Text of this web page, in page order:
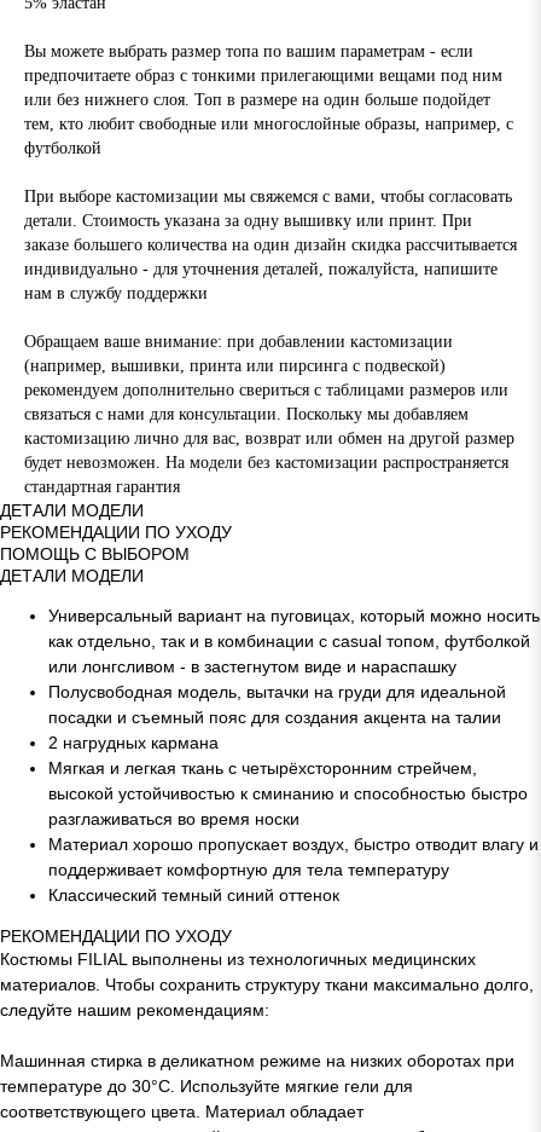
Вы можете выбрать размер топа по вашим параметрам - если
предпочитаете образ с тонкими прилегающими вещами под ним
или без нижнего слоя. Топ в размере на один больше подойдет
тем, кто любит свободные или многослойные образы, например, с
футболкой
При выборе кастомизации мы свяжемся с вами, чтобы согласовать
детали. Стоимость указана за одну вышивку или принт. При
заказе большего количества на один дизайн скидка рассчитывается
индивидуально - для уточнения деталей, пожалуйста, напишите
нам в службу поддержки
Обращаем ваше внимание: при добавлении кастомизации
(например, вышивки, принта или пирсинга с подвеской)
рекомендуем дополнительно свериться с таблицами размеров или
связаться с нами для консультации. Поскольку мы добавляем
кастомизацию лично для вас, возврат или обмен на другой размер
будет невозможен. На модели без кастомизации распространяется
стандартная гарантия
ДЕТАЛИ МОДЕЛИ
РЕКОМЕНДАЦИИ ПО УХОДУ
ПОМОЩЬ С ВЫБОРОМ
ДЕТАЛИ МОДЕЛИ
Универсальный вариант на пуговицах, который можно носить
как отдельно, так и в комбинации с casual топом, футболкой
или лонгсливом - в застегнутом виде и нараспашку
Полусвободная модель, вытачки на груди для идеальной
посадки и съемный пояс для создания акцента на талии
2 нагрудных кармана
Мягкая и легкая ткань с четырёхсторонним стрейчем,
высокой устойчивостью к сминанию и способностью быстро
разглаживаться во время носки
Материал хорошо пропускает воздух, быстро отводит влагу и
поддерживает комфортную для тела температуру
Классический темный синий оттенок
РЕКОМЕНДАЦИИ ПО УХОДУ
Костюмы FILIAL выполнены из технологичных медицинских
материалов. Чтобы сохранить структуру ткани максимально долго,
следуйте нашим рекомендациям:
Машинная стирка в деликатном режиме на низких оборотах при
температуре до 30°C. Используйте мягкие гели для
соответствующего цвета. Материал обладает